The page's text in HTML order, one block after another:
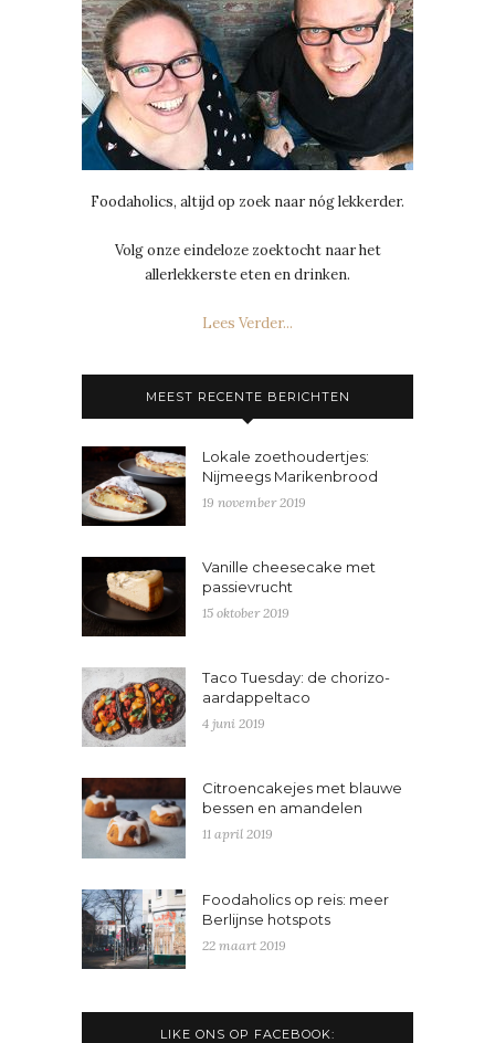
Foodaholics, altijd op zoek naar nóg lekkerder.
Volg onze eindeloze zoektocht naar het
allerlekkerste eten en drinken.
Lees Verder...
MEEST RECENTE BERICHTEN
Lokale zoethoudertjes:
Nijmeegs Marikenbrood
19 november 2019
Vanille cheesecake met
passievrucht
15 oktober 2019
Taco Tuesday: de chorizo-
aardappeltaco
4 juni 2019
Citroencakejes met blauwe
bessen en amandelen
11 april 2019
Foodaholics op reis: meer
Berlijnse hotspots
22 maart 2019
LIKE ONS OP FACEBOOK: